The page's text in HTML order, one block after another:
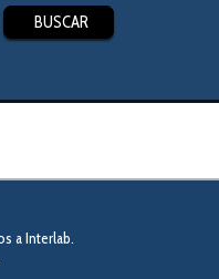
BUSCAR
a Interlab.